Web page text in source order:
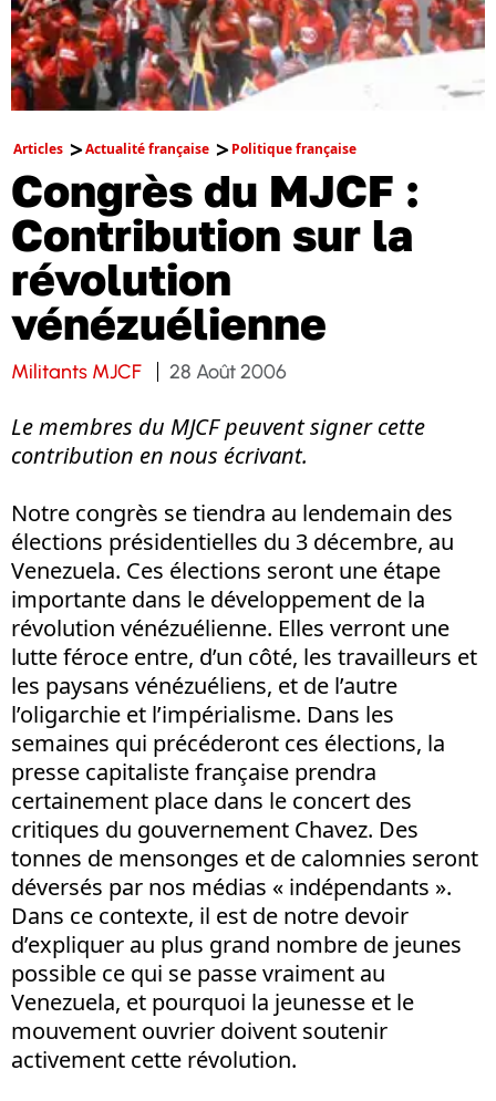
Articles Actualité française Politique française
Congrès du MJCF :
Contribution sur la
révolution
vénézuélienne
Militants MJCF 28 Août 2006
Le membres du MJCF peuvent signer cette
contribution en nous écrivant.
Notre congrès se tiendra au lendemain des
élections présidentielles du 3 décembre, au
Venezuela. Ces élections seront une étape
importante dans le développement de la
révolution vénézuélienne. Elles verront une
lutte féroce entre, d’un côté, les travailleurs et
les paysans vénézuéliens, et de l’autre
l’oligarchie et l’impérialisme. Dans les
semaines qui précéderont ces élections, la
presse capitaliste française prendra
certainement place dans le concert des
critiques du gouvernement Chavez. Des
tonnes de mensonges et de calomnies seront
déversés par nos médias « indépendants ».
Dans ce contexte, il est de notre devoir
d’expliquer au plus grand nombre de jeunes
possible ce qui se passe vraiment au
Venezuela, et pourquoi la jeunesse et le
mouvement ouvrier doivent soutenir
activement cette révolution.